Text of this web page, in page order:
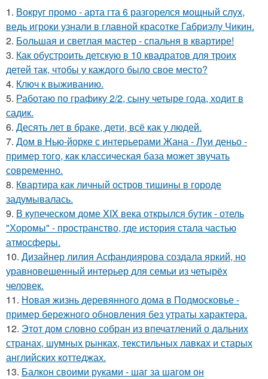
1. Вокруг промо - арта гта 6 разгорелся мощный слух,
ведь игроки узнали в главной красотке Габриэлу Чикин.
2. Большая и светлая мастер - спальня в квартире!
3. Как обустроить детскую в 10 квадратов для троих
детей так, чтобы у каждого было свое место?
4. Ключ к выживанию.
5. Работаю по графику 2/2, сыну четыре года, ходит в
садик.
6. Десять лет в браке, дети, всё как у людей.
7. Дом в Нью-йорке с интерьерами Жана - Луи деньо -
пример того, как классическая база может звучать
современно.
8. Квартира как личный остров тишины в городе
задумывалась.
9. В купеческом доме XIX века открылся бутик - отель
"Хоромы" - пространство, где история стала частью
атмосферы.
10. Дизайнер лилия Асфандиярова создала яркий, но
уравновешенный интерьер для семьи из четырёх
человек.
11. Новая жизнь деревянного дома в Подмосковье -
пример бережного обновления без утраты характера.
12. Этот дом словно собран из впечатлений о дальних
странах, шумных рынках, текстильных лавках и старых
английских коттеджах.
13. Балкон своими руками - шаг за шагом он